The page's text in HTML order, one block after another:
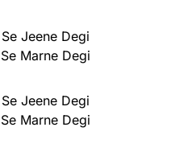
Jeene Degi
Marne Degi
Jeene Degi
Marne Degi